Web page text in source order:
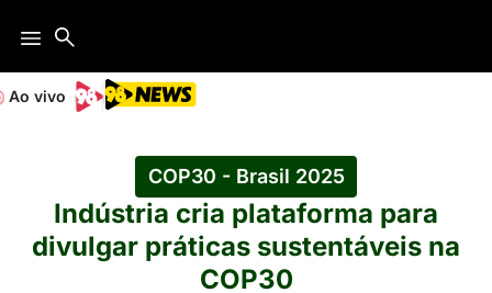
Ao vivo
COP30 - Brasil 2025
Indústria cria plataforma para
divulgar práticas sustentáveis na
COP30